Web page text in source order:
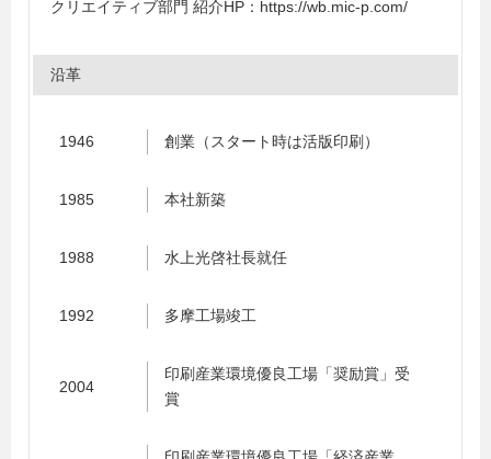
クリエイティブ部門 紹介HP：https://wb.mic-p.com/
沿革
1946 創業（スタート時は活版印刷）
1985 本社新築
1988 水上光啓社長就任
1992 多摩工場竣工
2004
印刷産業環境優良工場「奨励賞」受
賞